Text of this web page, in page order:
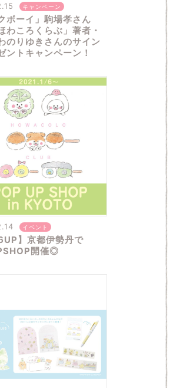
キャンペーン
ボーイ」駒場孝さん
わころくらぶ」著者・
のりゆきさんのサイン
ントキャンペーン！
イベント
】京都伊勢丹で
開催◎